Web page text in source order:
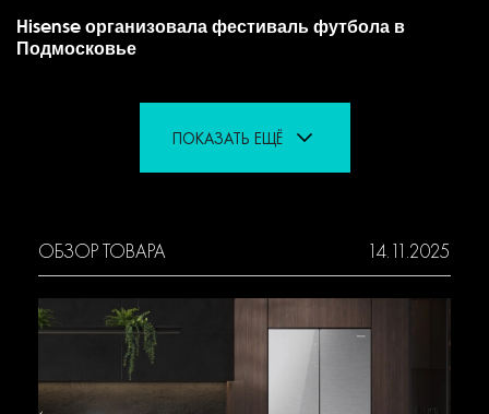
Hisense организовала фестиваль футбола в
Подмосковье
ПОКАЗАТЬ ЕЩЁ
ОБЗОР ТОВАРА 14.11.2025